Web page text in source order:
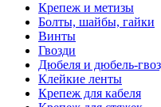
Крепеж и метизы
Болты, шайбы, гайки
Винты
Гвозди
Дюбеля и дюбель-
Клейкие ленты
Крепеж для кабеля